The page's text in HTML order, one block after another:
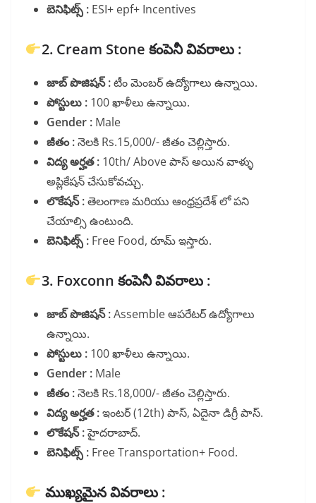
బెనిఫిట్స్ : ESI+ epf+ Incentives
2. Cream Stone కంపెనీ వివరాలు :
జాబ్ పొజిషన్ :టీం మెంబర్ ఉద్యోగాలు ఉన్నాయి.
పోస్టులు : 100 ఖాళీలు ఉన్నాయి.
Gender : Male
జీతం :నెలకి Rs.15,000/- జీతం చెల్లిస్తారు.
విద్య అర్హత : 10th/ Above పాస్ అయిన వాళ్ళు
అప్లికేషన్ చేసుకోవచ్చు.
లొకేషన్ :తెలంగాణ మరియు ఆంధ్రప్రదేశ్ లో పని
చేయాల్సి ఉంటుంది.
బెనిఫిట్స్ : Free Food, రూమ్ ఇస్తారు.
3. Foxconn కంపెనీ వివరాలు :
జాబ్ పొజిషన్ :Assemble ఆపరేటర్ ఉద్యోగాలు
ఉన్నాయి.
పోస్టులు : 100 ఖాళీలు ఉన్నాయి.
Gender : Male
జీతం :నెలకి Rs.18,000/- జీతం చెల్లిస్తారు.
విద్య అర్హత :ఇంటర్ (12th) పాస్, ఏదైనా డిగ్రీ పాస్.
లొకేషన్ :హైదరాబాద్.
బెనిఫిట్స్ : Free Transportation+ Food.
ముఖ్యమైన వివరాలు :